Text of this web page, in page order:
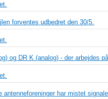
forventes udbedret den 30/5.
og DR K (analog) - der arbejdes
antenneforeninger har mistet